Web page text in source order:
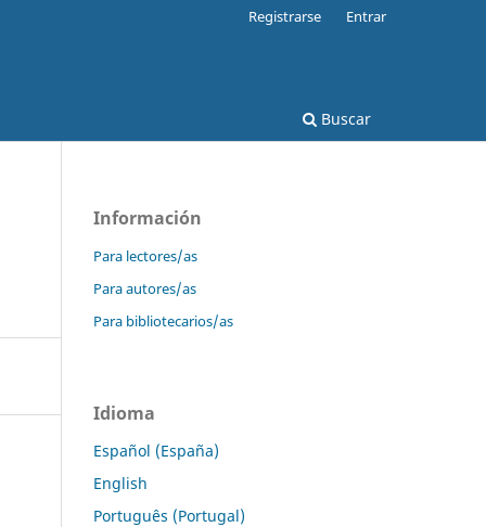
Buscar
Registrarse Entrar
Información
Para lectores/as
Para autores/as
Para bibliotecarios/as
Idioma
Español (España)
English
Português (Portugal)